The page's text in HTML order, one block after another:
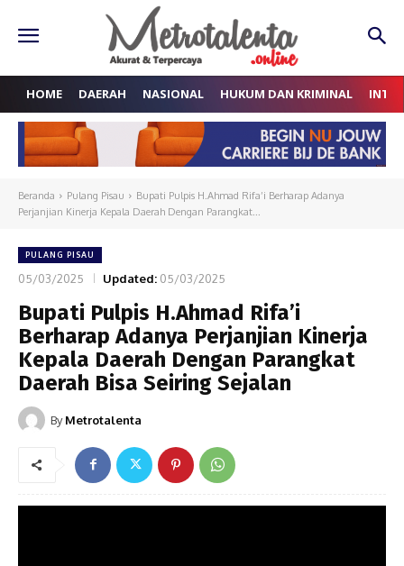
HOME DAERAH NASIONAL HUKUM DAN KRIMINAL
Beranda Pulang Pisau
Bupati Pulpis H.Ahmad Rifa’i Berharap Adanya
Perjanjian Kinerja Kepala Daerah Dengan Parangkat...
PULANG PISAU
05/03/2025 Updated: 05/03/2025
Bupati Pulpis H.Ahmad Rifa’i
Berharap Adanya Perjanjian Kinerja
Kepala Daerah Dengan Parangkat
Daerah Bisa Seiring Sejalan
By Metrotalenta